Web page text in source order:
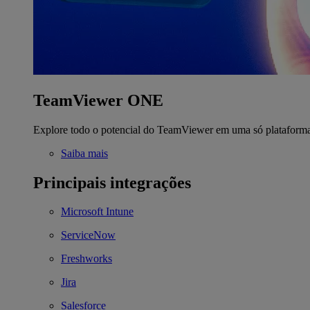
TeamViewer ONE
Explore todo o potencial do TeamViewer em uma só
Saiba mais
Principais integrações
Microsoft Intune
ServiceNow
Freshworks
Jira
Salesforce